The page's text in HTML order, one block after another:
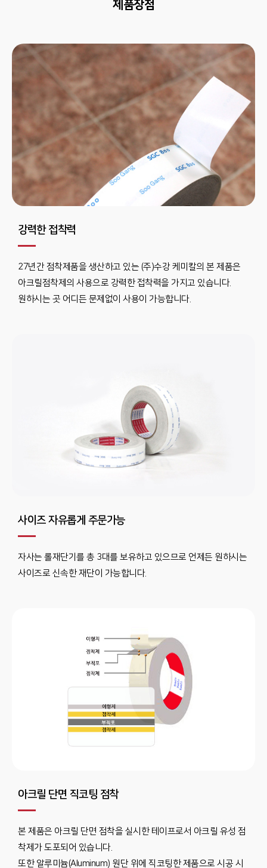
제품장점
강력한 접착력
27년간 점착제품을 생산하고 있는 (주)수강 케미칼의 본 제품은
아크릴점착제의 사용으로 강력한 접착력을 가지고 있습니다.
원하시는 곳 어디든 문제없이 사용이 가능합니다.
사이즈 자유롭게 주문가능
자사는 롤재단기를 총 3대를 보유하고 있으므로 언제든 원하시는
사이즈로 신속한 재단이 가능합니다.
아크릴 단면 직코팅 점착
본 제품은 아크릴 단면 점착을 실시한 테이프로서 아크릴 유성 점
착제가 도포되어 있습니다.
또한 알루미늄(Aluminum) 원단 위에 직코팅한 제품으로 시공 시